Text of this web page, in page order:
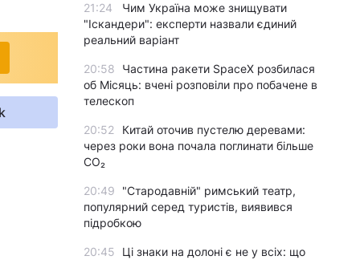
21:24
Чим Україна може знищувати
"Іскандери": експерти назвали єдиний
реальний варіант
20:58
Частина ракети SpaceX розбилася
об Місяць: вчені розповіли про побачене в
телескоп
20:52
Китай оточив пустелю деревами:
через роки вона почала поглинати більше
CO₂
20:49
"Стародавній" римський театр,
популярний серед туристів, виявився
підробкою
20:45
Ці знаки на долоні є не у всіх: що